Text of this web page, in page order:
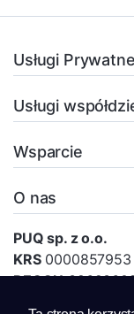
Usługi Prywatne
Usługi
Wsparcie
O nas
PUQ sp. z o.o.
KRS0000857953
REGON